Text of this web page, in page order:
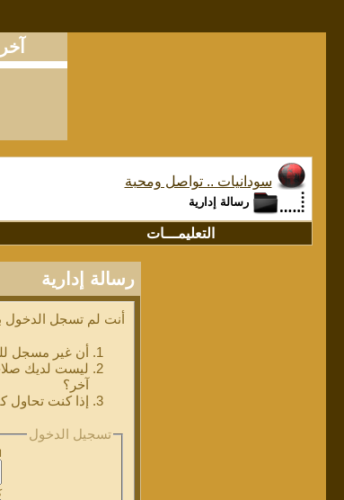
آخر 5
سودانيات .. تواصل ومحبة
رسالة إدارية
التعليمـــات
رسالة إدارية
أنت لم تسجل الدخول
أن غير مسجل
ليست لديك
آخر؟
إذا كنت تحاول
تسجيل الدخول